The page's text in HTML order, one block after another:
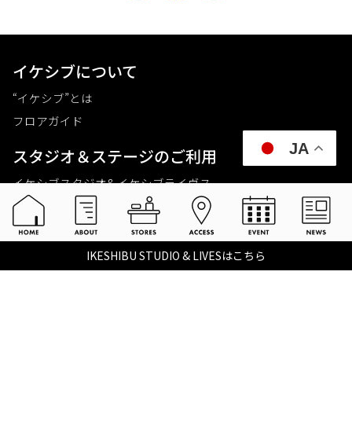
IKESHIBU STUDIO & LIVESはこちら
イケシブについて
“イケシブ”とは
フロアガイド
スタジオ＆ステージのご利⽤
イケシブスタジオ& イケシブライヴス
お買いものをする
池部楽器店 総合ECサイト
池部楽器店 店舗一覧
JA